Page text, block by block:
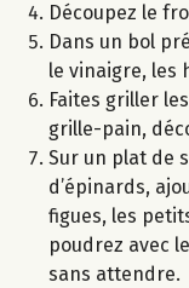
Découpez le
Dans un bol
le vinaigre, les
Faites griller
grille-pain,
Sur un plat de
d’épinards,
figues, les
poudrez avec
sans attendre.